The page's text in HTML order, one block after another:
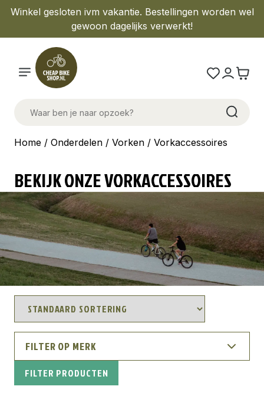
Winkel gesloten ivm vakantie. Bestellingen worden wel
gewoon dagelijks verwerkt!
Home / Onderdelen / Vorken / Vorkaccessoires
BEKIJK ONZE VORKACCESSOIRES
FILTER OP MERK
FILTER PRODUCTEN